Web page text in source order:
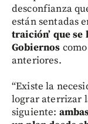
desconfianza
están sentadas
traición’ que
Gobiernos
anteriores.
“Existe la
lograr aterrizar
siguiente: